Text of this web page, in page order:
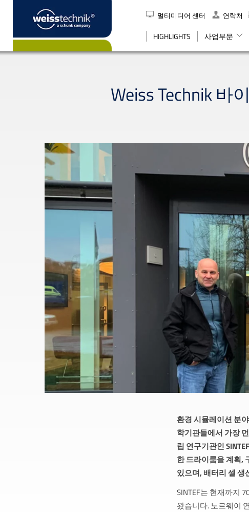
멀티미디어 센터 연락처
HIGHLIGHTS 사업부문
검색
Weiss Technik
환경 시뮬레이션 분
학기관들에서 가장
립 연구기관인
한 드라이룸을 계획,
있으며, 배터리 셀
SINTEF는 현재까지
왔습니다. 노르웨이